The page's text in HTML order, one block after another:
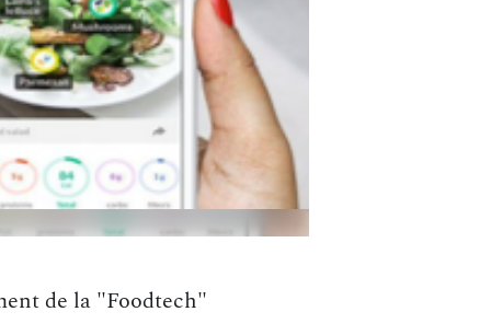
de la "Foodtech"